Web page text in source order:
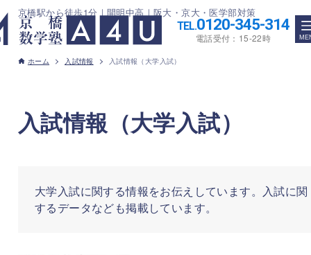
京橋駅から徒歩1分｜開明中高｜阪大・京大・医学部対策
TEL.0120-345-314
電話受付：15-22時
ホーム 入試情報 入試情報（大学入試）
入試情報（大学入試）
大学入試に関する情報をお伝えしています。入試に関
するデータなども掲載しています。